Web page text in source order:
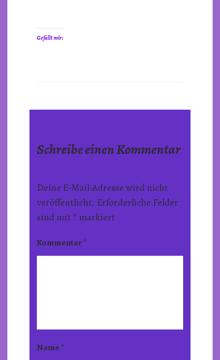
Gefällt mir:
Schreibe einen Kommentar
Deine E-Mail-Adresse wird nicht
veröffentlicht. Erforderliche Felder
sind mit* markiert
Kommentar*
Name*